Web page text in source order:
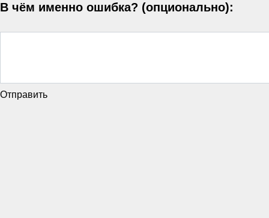
В чём именно ошибка? (опционально):
Отправить